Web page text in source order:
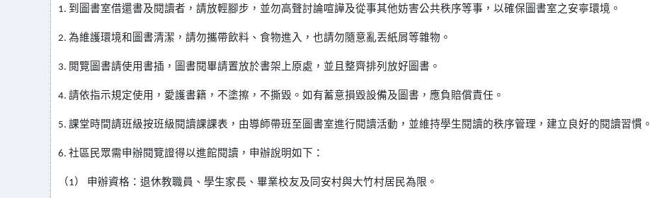
1. 到圖書室借還書及閱讀者，請放輕腳步，並勿高聲討論喧譁及從事其他妨害公共秩序等事，以確保圖書室之安寧環境。
2. 為維護環境和圖書清潔，請勿攜帶飲料、食物進入，也請勿隨意亂丟紙屑等雜物。
3. 閲覽圖書請使用書插，圖書閱畢請置放於書架上原處，並且整齊排列放好圖書。
4. 請依指示規定使用，愛護書籍，不塗擦，不撕毀。如有蓄意損毀設備及圖書，應負賠償責任。
5. 課堂時間請班級按班級閱讀課課表，由導師帶班至圖書室進行閱讀活動，並維持學生閱讀的秩序管理，建立良好的閱讀習慣。
6. 社區民眾需申辦閱覽證得以進館閱讀，申辦說明如下：
（1） 申辦資格：退休教職員、學生家長、畢業校友及同安村與大竹村居民為限。